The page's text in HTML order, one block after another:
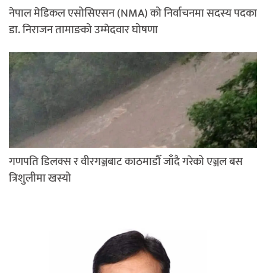
नेपाल मेडिकल एसोसिएसन (NMA) को निर्वाचनमा सदस्य पदका
डा. निराजन तामाङको उम्मेदवार घोषणा
गणपति डिलक्स र वीरगञ्जबाट काठमाडौँ जाँदै गरेको एञ्जल बस
त्रिशुलीमा खस्यो